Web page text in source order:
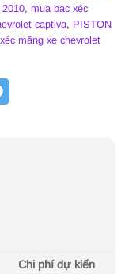
, mua bạc xéc
captiva, PISTON
măng xe chevrolet
Chi phí dự kiến